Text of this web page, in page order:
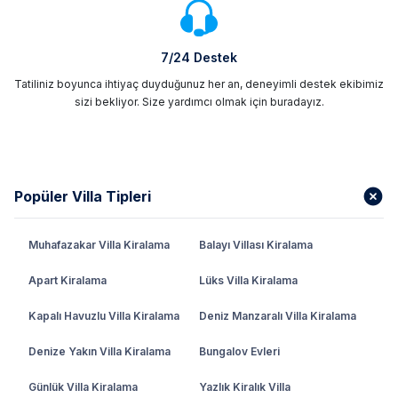
Doğa ile baş başa kalacağınız doğa manzaralı villa
kiralama ile her açıdan eşsiz bir tatil yapabilirsiniz. Her
kesimden insanın ihtiyaçlarına yönelik tasarlanan
konforlu villalarda, doğanın sunduğu harika manzaralar
kiralama opsiyonları ile huzur dolu bir tatil sizi bekliyor.
Doğa ile bir bütün oluşturan villalarda kalabalık
şehirlerin gürültüsünden ve stresinden çok uzakta
vakit ayırarak tüm yıl boyunca yaşadığınız yorgunluğunu
bahçe alanında barbekü partisi yapabilirsiniz.
Doğa Manzaralı Villa Kiralama: Huzurlu
7/24 Destek
Tatiliniz boyunca ihtiyaç duyduğunuz her an, deneyimli destek ekibimiz
sizi bekliyor. Size yardımcı olmak için buradayız.
Popüler Villa Tipleri
Muhafazakar Villa Kiralama Balayı Villası Kiralama
Apart Kiralama Lüks Villa Kiralama
Kapalı Havuzlu Villa Kiralama Deniz Manzaralı Villa Kiralama
Denize Yakın Villa Kiralama Bungalov Evleri
Günlük Villa Kiralama Yazlık Kiralık Villa